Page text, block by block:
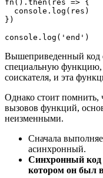
fn().then(res => {
  console.log(res)
})
console.log('end')
Вышеприведенный код
специальную функцию,
соискателя, и эта
Однако стоит помнить,
вызовов функций,
неизменными.
Сначала
асинхронный.
Синхронный код
котором он был